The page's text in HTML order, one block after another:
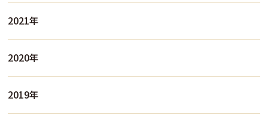
2021年
2020年
2019年